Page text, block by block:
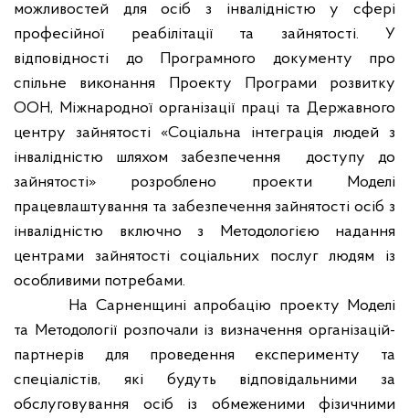
можливостей для осіб з інвалідністю у сфері
професійної реабілітації та зайнятості. У
відповідності до Програмного документу про
спільне виконання Проекту Програми розвитку
ООН, Міжнародної організації праці та Державного
центру зайнятості «Соціальна інтеграція людей з
інвалідністю шляхом забезпечення
доступу до
зайнятості» розроблено проекти Моделі
працевлаштування та забезпечення зайнятості осіб з
інвалідністю включно з Методологією надання
центрами зайнятості соціальних послуг людям із
особливими потребами.
На Сарненщині апробацію проекту Моделі
та Методології розпочали із визначення організацій-
партнерів для проведення експерименту та
спеціалістів, які будуть відповідальними за
обслуговування осіб із обмеженими фізичними